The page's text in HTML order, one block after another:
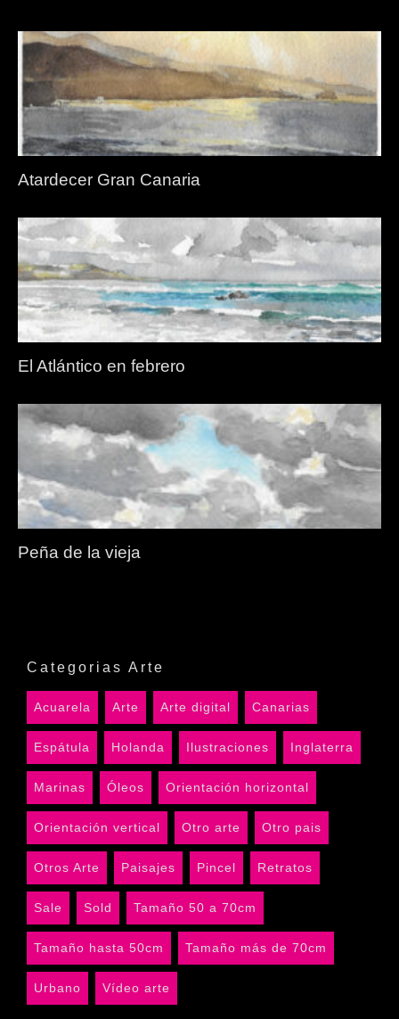
Atardecer Gran Canaria
El Atlántico en febrero
Peña de la vieja
Categorias Arte
Acuarela Arte Arte digital Canarias
Espátula Holanda Ilustraciones Inglaterra
Marinas Óleos Orientación horizontal
Orientación vertical Otro arte Otro pais
Otros Arte Paisajes Pincel Retratos
Sale Sold Tamaño 50 a 70cm
Tamaño hasta 50cm Tamaño más de 70cm
Urbano Vídeo arte